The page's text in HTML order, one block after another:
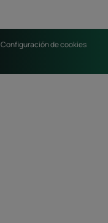
Configuración de cookies